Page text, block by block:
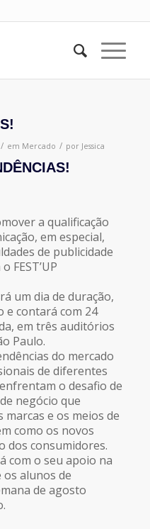
/ em Mercado / por Jessica
a qualificação
em especial,
de publicidade
FEST’UP
um dia de duração,
e contará com 24
em três auditórios
Paulo.
do mercado
de diferentes
o desafio de
negócio que
e os meios de
como os novos
dos consumidores.
com o seu apoio na
alunos de
de agosto